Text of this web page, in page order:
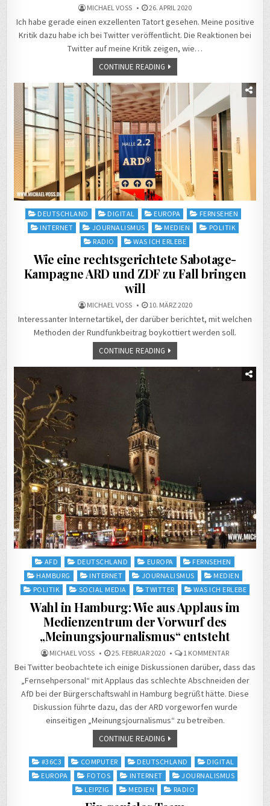
MICHAEL VOSS 26. APRIL 2020
Ich habe gerade einen exzellenten Tatort gesehen. Meine positive
Kritik dazu habe ich bei Twitter veröffentlicht. Die Reaktionen bei
Twitter auf meine Kritik zeigen, wie…
CONTINUE READING
Posted
in
DEUTSCHLAND DIGITAL EUROPA
FERNSEHEN
INTERNET
JOURNALISMUS MEDIEN
POLITIK
RADIO
WAS ICH ERLEBE
Wie eine rechtsgerichtete Sabotage-
Kampagne ARD und ZDF zu Fall bringen
will
MICHAEL VOSS 10. MÄRZ 2020
Interessanter Internetartikel, der darüber berichtet, mit welchen
Methoden der Rundfunkbeitrag boykottiert werden soll.
CONTINUE READING
Posted
in
AFD DEUTSCHLAND EUROPA
FERNSEHEN
HAMBURG
INTERNET JOURNALISMUS
MEDIEN
POLITIK
SOCIAL MEDIA TWITTER WAS ICH ERLEBE
Wahl in Hamburg: Wie aus Applaus im
Medienzentrum der Vorwurf des
„Meinungsjournalismus“ entsteht
MICHAEL VOSS 25. FEBRUAR 2020 1 KOMMENTARZU
IN
WIE
AUS
APPLAUS
IM
Bei Twitter beobachtete ich einige Diskussionen darüber, dass das
„Fernsehpersonal“ mit Applaus das schlechte Abschneiden der
AfD bei der Bürgerschaftswahl in Hamburg begrüßt hätte. Diese
Diskussion führte dazu, das der ARD vorgeworfen wurde
einseitigen „Meinungsjournalismus“ zu betreiben.
CONTINUE READING
Posted
in
#36C3 COMPUTER DEUTSCHLAND
DIGITAL
EUROPA
FOTOS INTERNET
JOURNALISMUS
LEIPZIG
MEDIEN RADIO